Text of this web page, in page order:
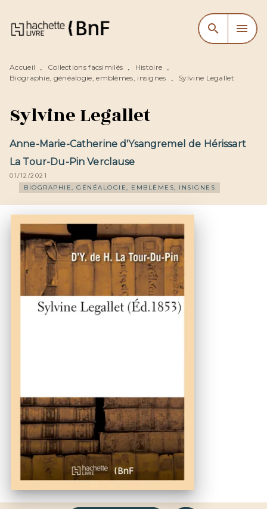
MENU RECHERCHE
CONTENU
search menu
Accueil • Collections facsimilés • Histoire •
Biographie, généalogie, emblèmes, insignes
• Sylvine Legallet
Sylvine Legallet
Anne-Marie-Catherine d'Ysangremel de Hérissart
La Tour-Du-Pin Verclause
01/12/2021
BIOGRAPHIE, GÉNÉALOGIE, EMBLÈMES, INSIGNES